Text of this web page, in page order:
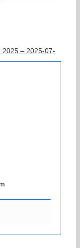
2025 – 2025-07-